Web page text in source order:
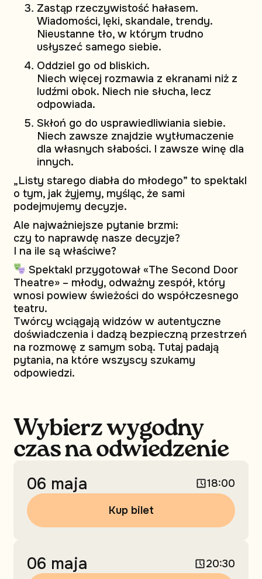
Zastąp rzeczywistość hałasem.
Wiadomości, lęki, skandale, trendy.
Nieustanne tło, w którym trudno
usłyszeć samego siebie.
Oddziel go od bliskich.
Niech więcej rozmawia z ekranami niż z
ludźmi obok. Niech nie słucha, lecz
odpowiada.
Skłoń go do usprawiedliwiania siebie.
Niech zawsze znajdzie wytłumaczenie
dla własnych słabości. I zawsze winę dla
innych.
„Listy starego diabła do młodego” to spektakl
o tym, jak żyjemy, myśląc, że sami
podejmujemy decyzje.
Ale najważniejsze pytanie brzmi:
czy to naprawdę nasze decyzje?
I na ile są właściwe?
Spektakl przygotował «The Second Door
Theatre» – młody, odważny zespół, który
wnosi powiew świeżości do współczesnego
teatru.
Twórcy wciągają widzów w autentyczne
doświadczenia i dadzą bezpieczną przestrzeń
na rozmowę z samym sobą. Tutaj padają
pytania, na które wszyscy szukamy
odpowiedzi.
Wybierz wygodny
czas na odwiedzenie
06 maja
18:00
Kup bilet
06 maja
20:30